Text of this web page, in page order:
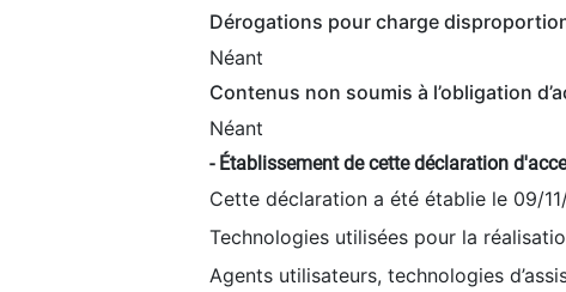
Dérogations pour charge
Néant
Contenus non soumis à l’obligation
Néant
- Établissement de cette déclaration
Cette déclaration a été établie le 09/
Technologies utilisées pour la
Agents utilisateurs, technologies